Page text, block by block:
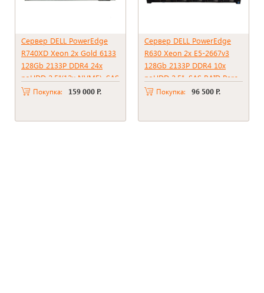
Сервер DELL PowerEdge
R740XD Xeon 2x Gold 6133
128Gb 2133P DDR4 24x
noHDD 2.5"(12x NVME), SAS
RAID Perc H730p, 2Gb,
Покупка: 159 000 Р.
Сервер DELL PowerEdge
R630 Xeon 2x E5-2667v3
128Gb 2133P DDR4 10x
noHDD 2.5", SAS RAID Perc
H330, 2*PSU 495W
Покупка: 96 500 Р.